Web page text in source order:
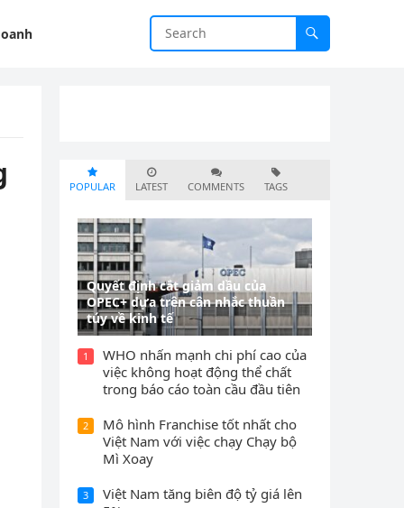
POPULAR LATEST COMMENTS TAGS
Quyết định cắt giảm dầu của
OPEC+ dựa trên cân nhắc thuần
túy về kinh tế
1
WHO nhấn mạnh chi phí cao của
việc không hoạt động thể chất
trong báo cáo toàn cầu đầu tiên
2
Mô hình Franchise tốt nhất cho
Việt Nam với việc chạy Chạy bộ
Mì Xoay
3
Việt Nam tăng biên độ tỷ giá lên